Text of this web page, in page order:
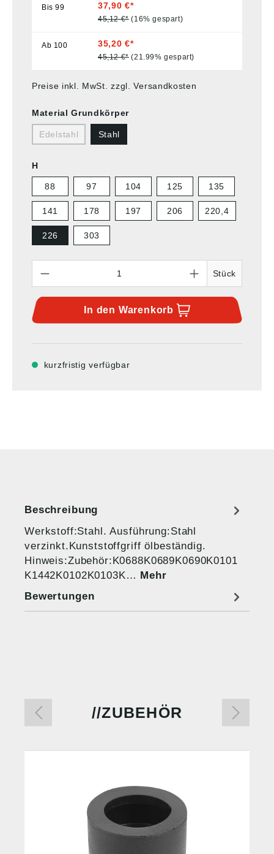
Bis99 37,90 €*
45,12 €* (16% gespart)
Ab 100 35,20 €*
45,12 €* (21.99% gespart)
Preise inkl. MwSt. zzgl. Versandkosten
Material Grundkörper
Edelstahl Stahl
H
88 97 104 125 135
141 178 197 206 220,4
226 303
Stück
In den Warenkorb
kurzfristig verfügbar
Beschreibung
Werkstoff:Stahl. Ausführung:Stahl
verzinkt.Kunststoffgriff ölbeständig.
Hinweis:Zubehör:K0688K0689K0690K0101
K1442K0102K0103K… Mehr
Bewertungen
ZUBEHÖR